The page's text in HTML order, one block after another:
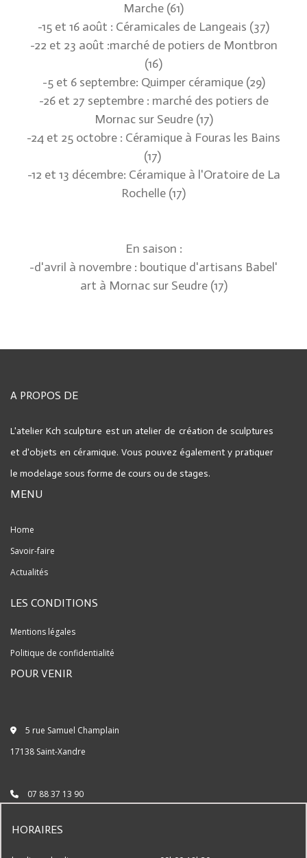
Marche (61)
-15 et 16 août : Céramicales de Langeais (37)
-22 et 23 août :marché de potiers de Montbron
(16)
-5 et 6 septembre: Quimper céramique (29)
-26 et 27 septembre : marché des potiers de
Mornac sur Seudre (17)
-24 et 25 octobre : Céramique à Fouras les Bains
(17)
-12 et 13 décembre: Céramique à l'Oratoire de La
Rochelle (17)
En saison :
-d'avril à novembre : boutique d'artisans Babel'
art à Mornac sur Seudre (17)
A PROPOS DE
L'atelier Kch sculpture est un atelier de création de sculptures
et d'objets en céramique. Vous pouvez également y pratiquer
le modelage sous forme de cours ou de stages.
MENU
Home
Savoir-faire
Actualités
LES CONDITIONS
Mentions légales
Politique de confidentialité
POUR VENIR
5 rue Samuel Champlain
17138 Saint-Xandre
07 88 37 13 90
HORAIRES